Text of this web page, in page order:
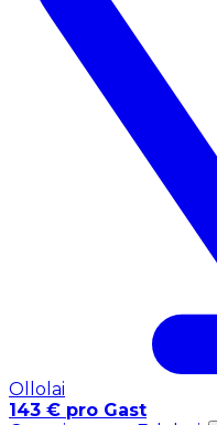
Ollolai
143 € pro Gast